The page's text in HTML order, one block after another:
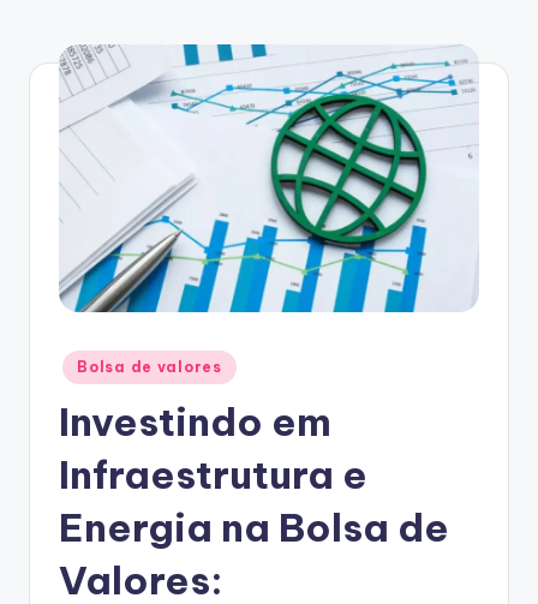
Posted
in
Bolsa de valores
Investindo em
Infraestrutura e
Energia na Bolsa de
Valores: